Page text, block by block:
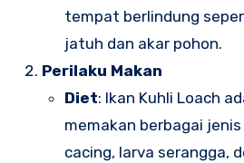
tempat berlindung
jatuh dan akar pohon.
Perilaku Makan
Diet: Ikan Kuhli Loach
memakan berbagai
cacing, larva serangga,